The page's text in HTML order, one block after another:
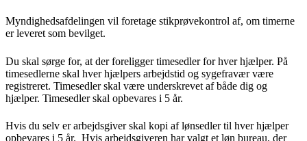
Myndighedsafdelingen vil foretage stikprøvekontrol af, om timerne
er leveret som bevilget.
Du skal sørge for, at der foreligger timesedler for hver hjælper. På
timesedlerne skal hver hjælpers arbejdstid og sygefravær være
registreret. Timesedler skal være underskrevet af både dig og
hjælper. Timesedler skal opbevares i 5 år.
Hvis du selv er arbejdsgiver skal kopi af lønsedler til hver hjælper
opbevares i 5 år. Hvis arbejdsgiveren har valgt et løn bureau, der